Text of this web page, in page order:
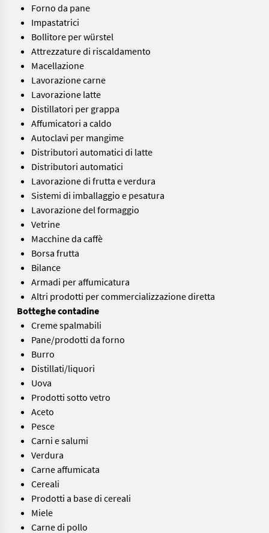
Forno da pane
Impastatrici
Bollitore per würstel
Attrezzature di riscaldamento
Macellazione
Lavorazione carne
Lavorazione latte
Distillatori per grappa
Affumicatori a caldo
Autoclavi per mangime
Distributori automatici di latte
Distributori automatici
Lavorazione di frutta e verdura
Sistemi di imballaggio e pesatura
Lavorazione del formaggio
Vetrine
Macchine da caffè
Borsa frutta
Bilance
Armadi per affumicatura
Altri prodotti per commercializzazione diretta
Botteghe contadine
Creme spalmabili
Pane/prodotti da forno
Burro
Distillati/liquori
Uova
Prodotti sotto vetro
Aceto
Pesce
Carni e salumi
Verdura
Carne affumicata
Cereali
Prodotti a base di cereali
Miele
Carne di pollo